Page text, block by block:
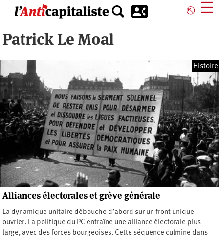
principal
⎋ ☰
Patrick Le Moal
Histoire
Alliances électorales et grève générale
La dynamique unitaire débouche d’abord sur un front unique
ouvrier. La politique du PC entraîne une alliance électorale plus
large, avec des forces bourgeoises. Cette séquence culmine dans